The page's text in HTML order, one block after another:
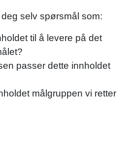
selv spørsmål som:
til å levere på det
passer dette innholdet
målgruppen vi retter